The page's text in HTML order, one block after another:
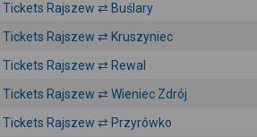
Tickets Rajszew ⇄ Buślary
Tickets Rajszew ⇄ Kruszyniec
Tickets Rajszew ⇄ Rewal
Tickets Rajszew ⇄ Wieniec Zdrój
Tickets Rajszew ⇄ Przyrówko